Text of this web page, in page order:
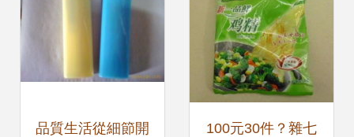
紐
品質生活從細節開 100元30件？雜七